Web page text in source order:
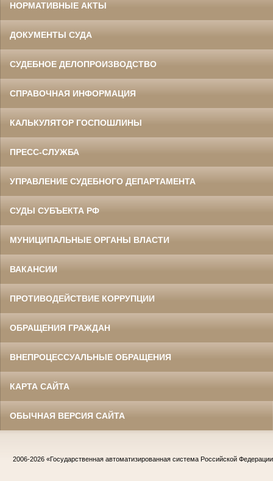
НОРМАТИВНЫЕ АКТЫ
ДОКУМЕНТЫ СУДА
СУДЕБНОЕ ДЕЛОПРОИЗВОДСТВО
СПРАВОЧНАЯ ИНФОРМАЦИЯ
КАЛЬКУЛЯТОР ГОСПОШЛИНЫ
ПРЕСС-СЛУЖБА
УПРАВЛЕНИЕ СУДЕБНОГО ДЕПАРТАМЕНТА
СУДЫ СУБЪЕКТА РФ
МУНИЦИПАЛЬНЫЕ ОРГАНЫ ВЛАСТИ
ВАКАНСИИ
ПРОТИВОДЕЙСТВИЕ КОРРУПЦИИ
ОБРАЩЕНИЯ ГРАЖДАН
ВНЕПРОЦЕССУАЛЬНЫЕ ОБРАЩЕНИЯ
КАРТА САЙТА
ОБЫЧНАЯ ВЕРСИЯ САЙТА
2006-2026 «Государственная автоматизированная система Российской